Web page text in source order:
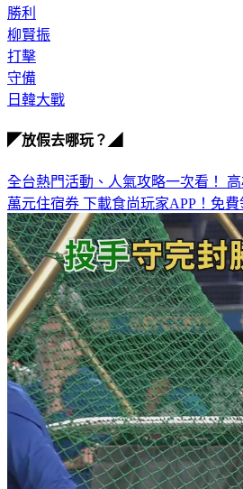
勝利
柳賢振
打擊
守備
日韓大戰
◤放假去哪玩？◢
全台熱門活動、人氣攻略一次看！
萬元住宿券 下載食尚玩家APP！免